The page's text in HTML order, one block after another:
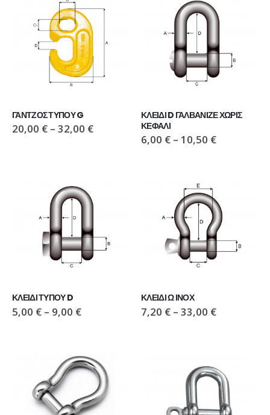
ΓΑΝΤΖΟΣ ΤΥΠΟΥ G
20,00 € – 32,00 €
ΚΛΕΙΔΙ D ΓΑΛΒΑΝΙΖΕ ΧΩΡΙΣ
ΚΕΦΑΛΙ
6,00 € – 10,50 €
ΚΛΕΙΔΙ ΤΥΠΟΥ D
5,00 € – 9,00 €
ΚΛΕΙΔΙ Ω ΙΝΟΧ
7,20 € – 33,00 €